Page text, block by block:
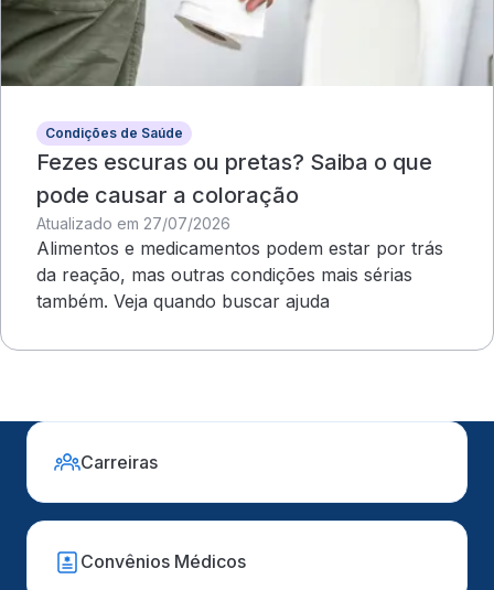
Condições de Saúde
Fezes escuras ou pretas? Saiba o que
pode causar a coloração
Atualizado em 27/07/2026
Alimentos e medicamentos podem estar por trás
da reação, mas outras condições mais sérias
também. Veja quando buscar ajuda
Carreiras
Convênios Médicos